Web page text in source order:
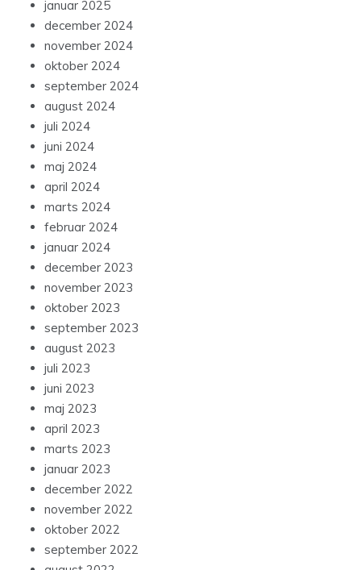
januar 2025
december 2024
november 2024
oktober 2024
september 2024
august 2024
juli 2024
juni 2024
maj 2024
april 2024
marts 2024
februar 2024
januar 2024
december 2023
november 2023
oktober 2023
september 2023
august 2023
juli 2023
juni 2023
maj 2023
april 2023
marts 2023
januar 2023
december 2022
november 2022
oktober 2022
september 2022